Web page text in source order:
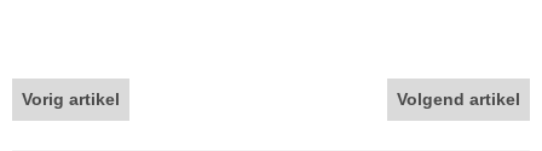
Vorig artikel Volgend artikel